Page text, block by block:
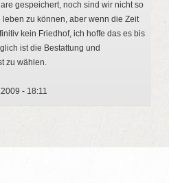
gespeichert, noch sind wir nicht so
zu können, aber wenn die Zeit
kein Friedhof, ich hoffe das es bis
ist die Bestattung und
zu wählen.
- 18:11